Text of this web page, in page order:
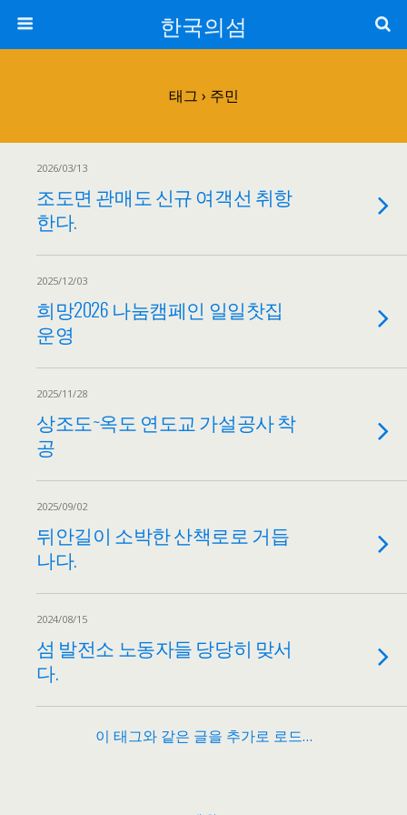
한국의섬
태그 › 주민
2026/03/13
조도면 관매도 신규 여객선 취항
한다.
2025/12/03
희망2026 나눔캠페인 일일찻집
운영
2025/11/28
상조도~옥도 연도교 가설공사 착
공
2025/09/02
뒤안길이 소박한 산책로로 거듭
나다.
2024/08/15
섬 발전소 노동자들 당당히 맞서
다.
이 태그와 같은 글을 추가로 로드…